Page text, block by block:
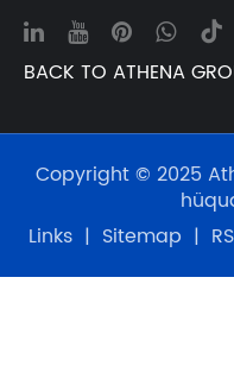
BACK TO ATHENA
Copyright © 2025
Links | Sitemap |